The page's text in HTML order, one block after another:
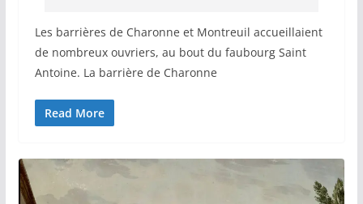
Les barrières de Charonne et Montreuil accueillaient
de nombreux ouvriers, au bout du faubourg Saint
Antoine. La barrière de Charonne
Read More